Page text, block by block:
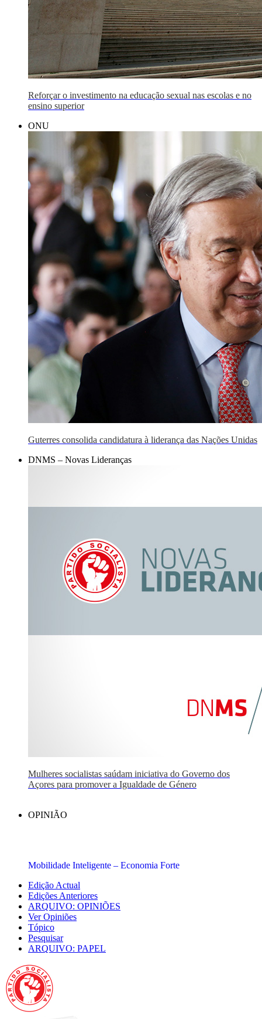
Reforçar o investimento na educação sexual nas escolas e no
ensino superior
ONU
Guterres consolida candidatura à liderança das Nações Unidas
DNMS – Novas Lideranças
Mulheres socialistas saúdam iniciativa do Governo dos
Açores para promover a Igualdade de Género
OPINIÃO
Mobilidade Inteligente – Economia Forte
Edição Actual
Edições Anteriores
ARQUIVO: OPINIÕES
Ver Opiniões
Tópico
Pesquisar
ARQUIVO: PAPEL